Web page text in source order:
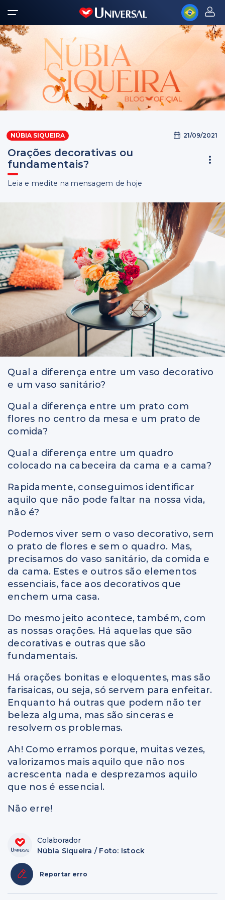
NÚBIA SIQUEIRA 21/09/2021
Orações decorativas ou
fundamentais?
Leia e medite na mensagem de hoje
Qual a diferença entre um vaso decorativo
e um vaso sanitário?
Qual a diferença entre um prato com
flores no centro da mesa e um prato de
comida?
Qual a diferença entre um quadro
colocado na cabeceira da cama e a cama?
Rapidamente, conseguimos identificar
aquilo que não pode faltar na nossa vida,
não é?
Podemos viver sem o vaso decorativo, sem
o prato de flores e sem o quadro. Mas,
precisamos do vaso sanitário, da comida e
da cama. Estes e outros são elementos
essenciais, face aos decorativos que
enchem uma casa.
Do mesmo jeito acontece, também, com
as nossas orações. Há aquelas que são
decorativas e outras que são
fundamentais.
Há orações bonitas e eloquentes, mas são
farisaicas, ou seja, só servem para enfeitar.
Enquanto há outras que podem não ter
beleza alguma, mas são sinceras e
resolvem os problemas.
Ah! Como erramos porque, muitas vezes,
valorizamos mais aquilo que não nos
acrescenta nada e desprezamos aquilo
que nos é essencial.
Não erre!
Colaborador
Núbia Siqueira / Foto: Istock
Reportar erro